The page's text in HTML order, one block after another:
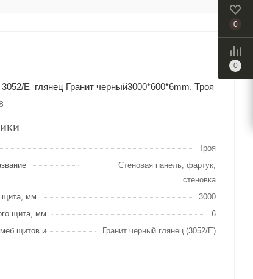
Е глянец Гранит черный3000*600*6mm. Троя
Троя
Стеновая панель, фартук,
стеновка
щита, мм
3000
щита, мм
6
и
Гранит черный глянец (3052/Е)
0
0